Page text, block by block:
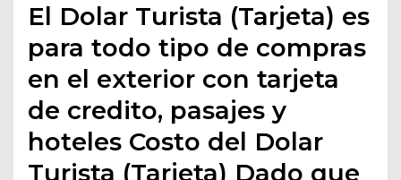
El Dolar Turista (Tarjeta) es
para todo tipo de compras
en el exterior con tarjeta
de credito, pasajes y
hoteles Costo del Dolar
Turista (Tarjeta) Dado que